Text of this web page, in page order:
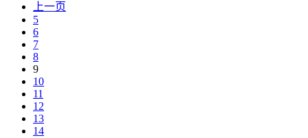
上一页
5
6
7
8
9
10
11
12
13
14